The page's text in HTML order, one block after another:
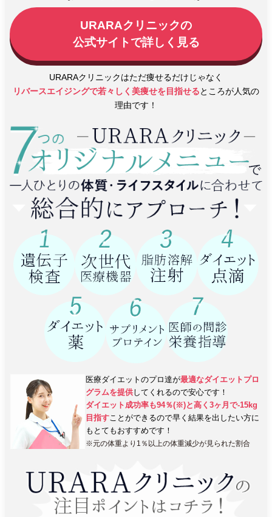
URARAクリニックの
公式サイトで詳しく見る
URARAクリニックはただ痩せるだけじゃなく
リバースエイジングで若々しく美痩せを目指せるところが人気の
理由です！
医療ダイエットのプロ達が最適なダイエットプロ
グラムを提供してくれるので安心です！
ダイエット成功率も94％(※)と高く3ヶ月で-15kg
目指すことができるので早く結果を出したい方に
もとてもおすすめです！
※元の体重より1％以上の体重減少が見られた割合